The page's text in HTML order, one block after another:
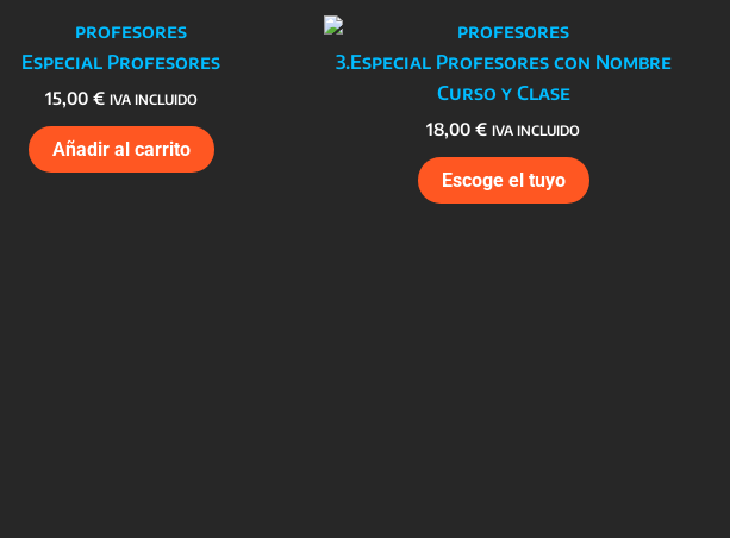
Especial Profesores
15,00 € IVA INCLUIDO
Añadir al carrito
3.Especial Profesores con Nombre
Curso y Clase
18,00 € IVA INCLUIDO
Escoge el tuyo